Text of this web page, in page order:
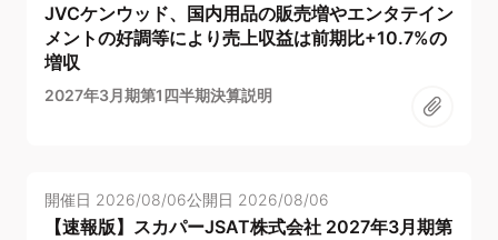
JVCケンウッド、国内用品の販売増やエンタテイン
メントの好調等により売上収益は前期比+10.7%の
増収
2027年3月期第1四半期決算説明
開催日 2026/08/06公開日 2026/08/06
【速報版】スカパーJSAT株式会社 2027年3月期第